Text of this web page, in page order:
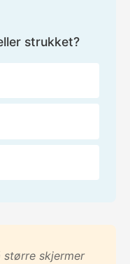
strukket?
skjermer